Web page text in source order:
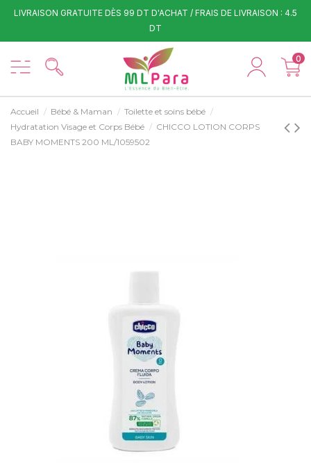
LIVRAISON GRATUITE DÈS 99 DT D'ACHAT / FRAIS DE LIVRAISON : 4.5
DT
0
Accueil Bébé & Maman
Toilette et soins bébé
Hydratation Visage et Corps Bébé
CHICCO LOTION CORPS
BABY MOMENTS 200 ML/1059502